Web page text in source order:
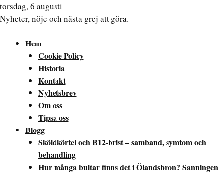
torsdag, 6 augusti
Nyheter, nöje och nästa grej att göra.
Hem
Cookie Policy
Historia
Kontakt
Nyhetsbrev
Om oss
Tipsa oss
Blogg
Sköldkörtel och B12-brist – samband, symtom och
behandling
Hur många bultar finns det i Ölandsbron? Sanningen